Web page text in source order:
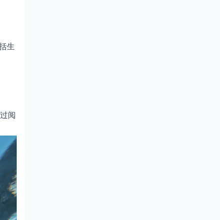
生
阅